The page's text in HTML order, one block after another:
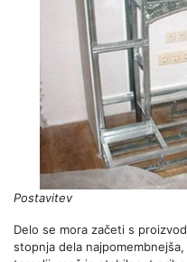
Postavitev
Delo se mora začeti s
stopnja dela